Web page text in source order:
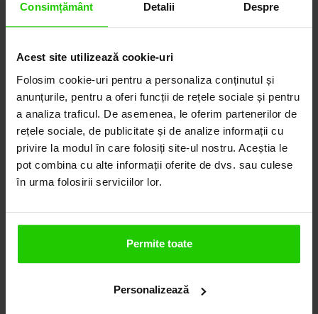
Consimțământ Detalii Despre
Acest site utilizează cookie-uri
Folosim cookie-uri pentru a personaliza conținutul și
anunțurile, pentru a oferi funcții de rețele sociale și pentru
a analiza traficul. De asemenea, le oferim partenerilor de
rețele sociale, de publicitate și de analize informații cu
privire la modul în care folosiți site-ul nostru. Aceștia le
pot combina cu alte informații oferite de dvs. sau culese
în urma folosirii serviciilor lor.
Permite toate
Personalizează
Descoperă Lumea COZETTE,
LOCUL UNDE STILUL
DEVINE ARTĂ!
COZETTE este destinația ta de top pentru bijuterii
elegante și rafinate, create cu măiestrie și pasiune.
Ne mândrim cu o vastă experiență în realizarea celor
mai sofisticate bijuterii din aur, argint și pietre
prețioase.
Transport gratuit